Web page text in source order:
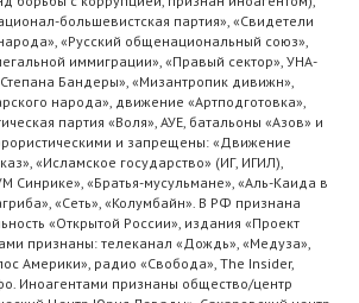
большевистская партия», «Свидетели
«Русский общенациональный союз»,
иммиграции», «Правый сектор», УНА-
Бандеры», «Мизантропик дивижн»,
народа», движение «Артподготовка»,
партия «Воля», АУЕ, батальоны «Азов» и
и запрещены: «Движение
«Исламское государство» (ИГ, ИГИЛ),
Синрике», «Братья-мусульмане», «Аль-Каида в
«Сеть», «Колумбайн». В РФ признана
«Открытой России», издания «Проект
признаны: телеканал «Дождь», «Медуза»,
Америки», радио «Свобода», The Insider,
Иноагентами признаны общество/центр